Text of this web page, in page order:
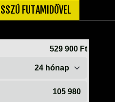
FUTAMIDŐVEL